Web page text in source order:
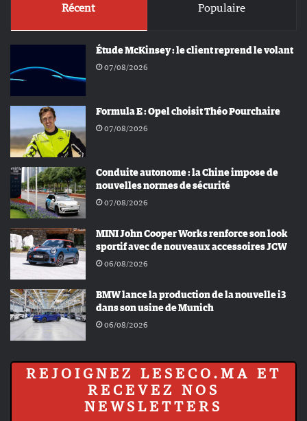
Récent Populaire
Étude McKinsey : le client reprend le volant
07/08/2026
Formula E : Opel choisit Théo Pourchaire
07/08/2026
Conduite autonome : la Chine impose de
nouvelles normes de sécurité
07/08/2026
MINI John Cooper Works renforce son look
sportif avec de nouveaux accessoires JCW
06/08/2026
BMW lance la production de la nouvelle i3
dans son usine de Munich
06/08/2026
REJOIGNEZ LESECO.MA ET
RECEVEZ NOS
NEWSLETTERS